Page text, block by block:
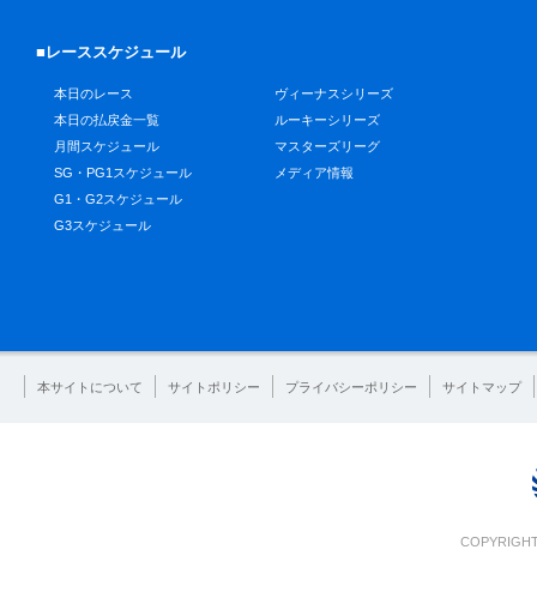
■レーススケジュール
本日のレース
本日の払戻金一覧
月間スケジュール
SG・PG1スケジュール
G1・G2スケジュール
G3スケジュール
ヴィーナスシリーズ
ルーキーシリーズ
マスターズリーグ
メディア情報
本サイトについて サイトポリシー プライバシーポリシー サイトマップ